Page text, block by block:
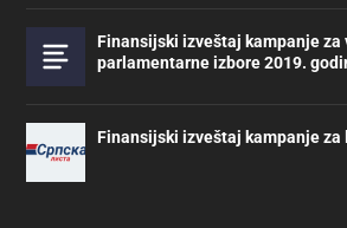
Finansijski izveštaj kampanje za
parlamentarne izbore 2019.
Finansijski izveštaj kampanje za